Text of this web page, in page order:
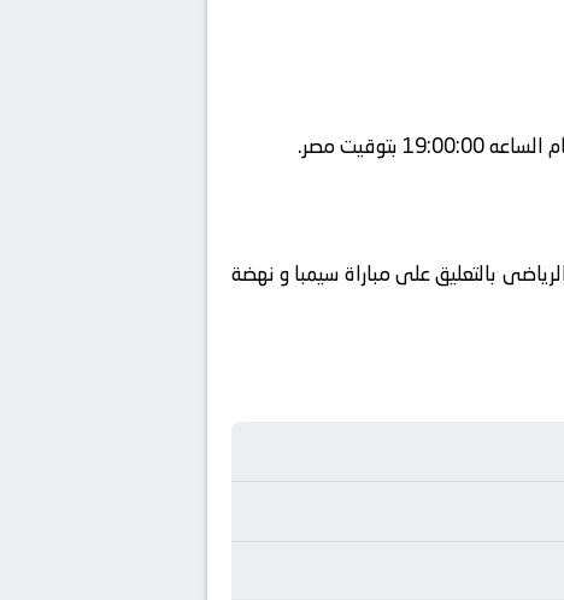
بالتعليق على مباراة سيمبا و نهضة